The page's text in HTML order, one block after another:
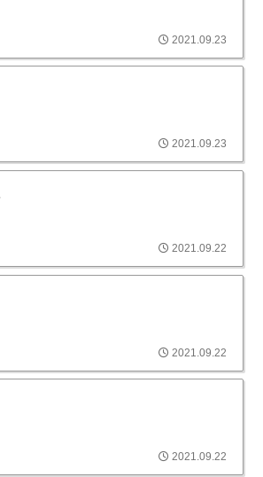
2021.09.23
2021.09.23
2021.09.22
2021.09.22
2021.09.22